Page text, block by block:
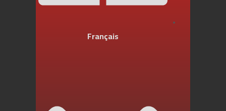
Français